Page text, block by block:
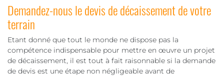
Demandez-nous le devis de décaissement de votre
terrain
Etant donné que tout le monde ne dispose pas la
compétence indispensable pour mettre en œuvre un projet
de décaissement, il est tout à fait raisonnable si la demande
de devis est une étape non négligeable avant de